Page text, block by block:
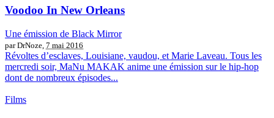
Voodoo In New Orleans
Une émission de Black Mirror
par DrNoze, 7 mai 2016
Révoltes d’esclaves, Louisiane, vaudou, et Marie Laveau. Tous les
mercredi soir, MaNu MAKAK anime une émission sur le hip-hop
dont de nombreux épisodes...
Films